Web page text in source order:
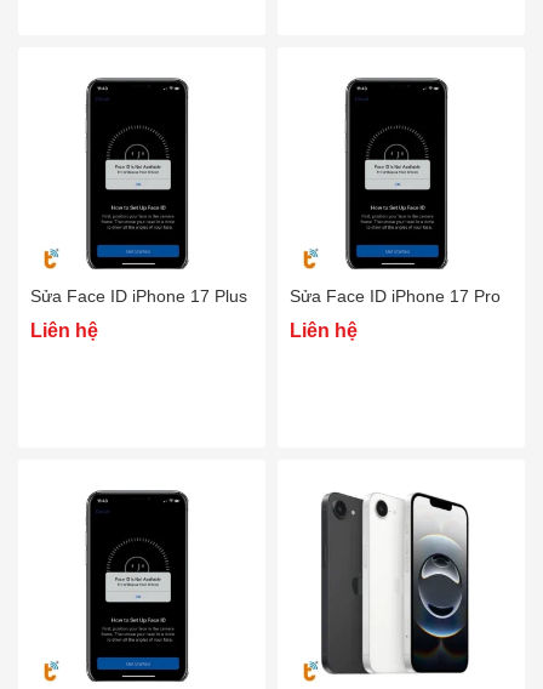
Sửa Face ID iPhone 17 Plus
Liên hệ
Sửa Face ID iPhone 17 Pro
Liên hệ